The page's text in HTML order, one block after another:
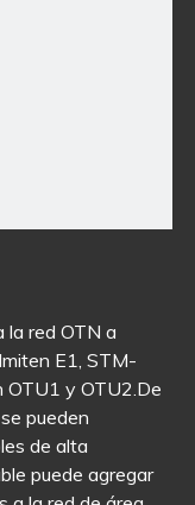
la red OTN a
E1, STM-
OTU1 y OTU2.De
pueden
de alta
puede agregar